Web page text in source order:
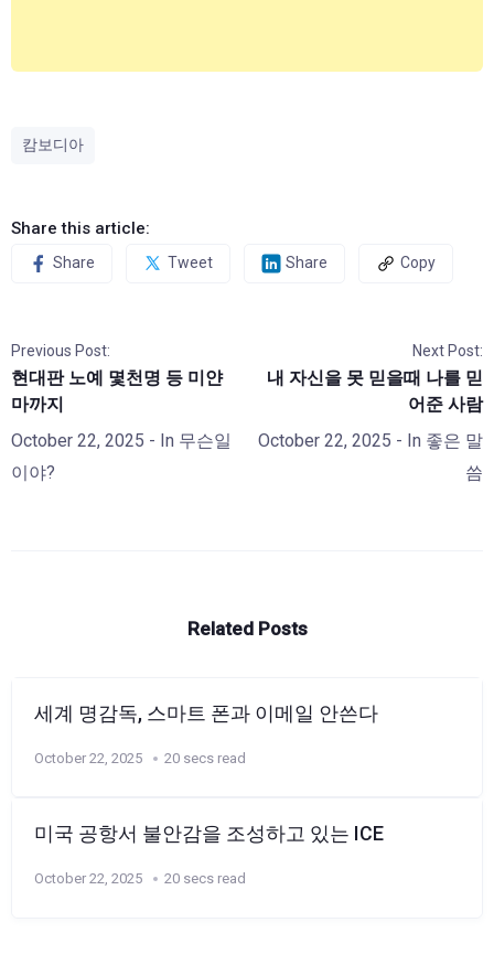
캄보디아
Share this article:
Share Tweet Share Copy
Previous Post:
현대판 노예 몇천명 등 미얀
마까지
October 22, 2025 - In 무슨일
이야?
Next Post:
내 자신을 못 믿을때 나를 믿
어준 사람
October 22, 2025 - In 좋은 말
씀
Related Posts
세계 명감독, 스마트 폰과 이메일 안쓴다
October 22, 2025 20 secs read
미국 공항서 불안감을 조성하고 있는 ICE
October 22, 2025 20 secs read